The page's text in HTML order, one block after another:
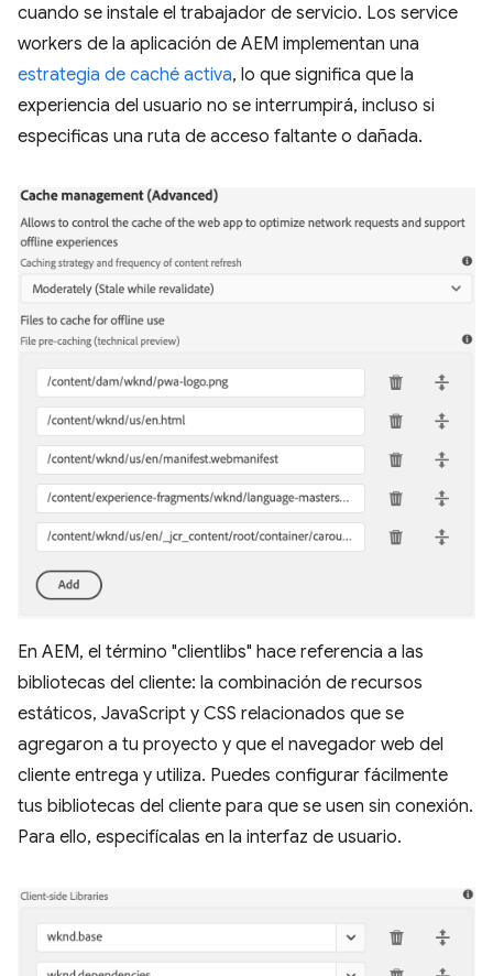
cuando se instale el trabajador de servicio. Los service
workers de la aplicación de AEM implementan una
estrategia de caché activa, lo que significa que la
experiencia del usuario no se interrumpirá, incluso si
especificas una ruta de acceso faltante o dañada.
En AEM, el término "clientlibs" hace referencia a las
bibliotecas del cliente: la combinación de recursos
estáticos, JavaScript y CSS relacionados que se
agregaron a tu proyecto y que el navegador web del
cliente entrega y utiliza. Puedes configurar fácilmente
tus bibliotecas del cliente para que se usen sin conexión.
Para ello, especifícalas en la interfaz de usuario.